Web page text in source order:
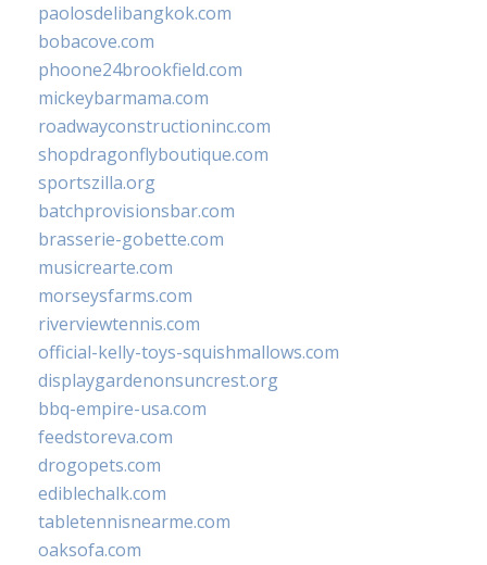
paolosdelibangkok.com
bobacove.com
phoone24brookfield.com
mickeybarmama.com
roadwayconstructioninc.com
shopdragonflyboutique.com
sportszilla.org
batchprovisionsbar.com
brasserie-gobette.com
musicrearte.com
morseysfarms.com
riverviewtennis.com
official-kelly-toys-squishmallows.com
displaygardenonsuncrest.org
bbq-empire-usa.com
feedstoreva.com
drogopets.com
ediblechalk.com
tabletennisnearme.com
oaksofa.com